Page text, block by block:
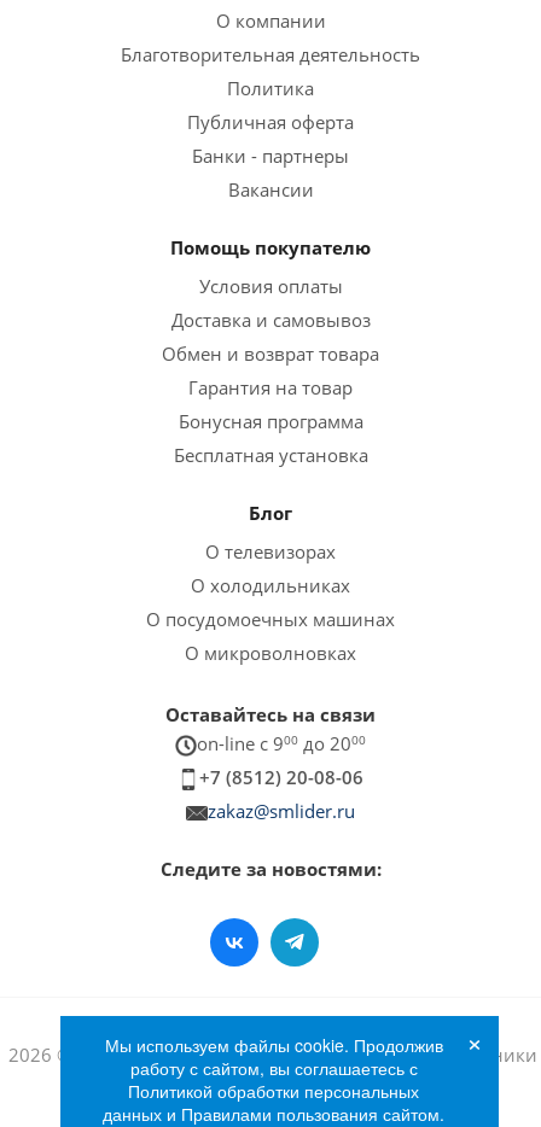
О компании
Благотворительная деятельность
Политика
Публичная оферта
Банки - партнеры
Вакансии
Помощь покупателю
Условия оплаты
Доставка и самовывоз
Обмен и возврат товара
Гарантия на товар
Бонусная программа
Бесплатная установка
Блог
О телевизорах
О холодильниках
О посудомоечных машинах
О микроволновках
Оставайтесь на связи
on-line c 900 до 2000
+7 (8512) 20-08-06
zakaz@smlider.ru
Следите за новостями:
2026 © Интернет-магазин бытовой техники и электроники
«Лидер»
Мы используем файлы cookie. Продолжив
работу с сайтом, вы соглашаетесь с
Политикой обработки персональных
данных и Правилами пользования сайтом.
×